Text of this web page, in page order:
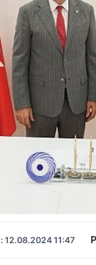
12.08.2024 11:47